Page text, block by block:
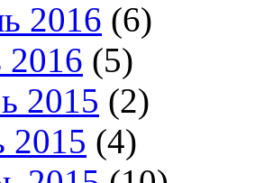
2016 (6)
2016 (5)
2015 (2)
2015 (4)